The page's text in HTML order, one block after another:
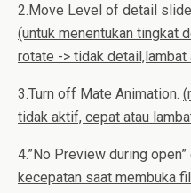
2.Move Level of detail
(untuk menentukan tingkat
rotate -> tidak detail,lambat
3.Turn off Mate Animation.
tidak aktif, cepat atau
4.”No Preview during open”
kecepatan saat membuka